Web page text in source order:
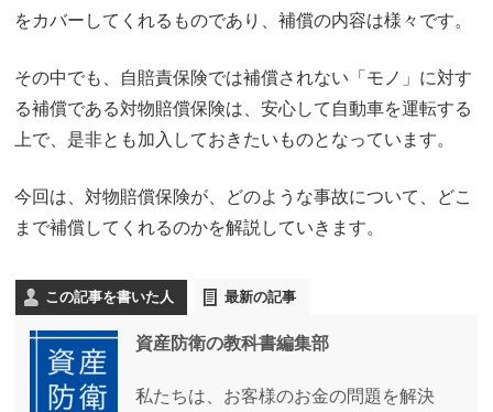
をカバーしてくれるものであり、補償の内容は様々です。
その中でも、自賠責保険では補償されない「モノ」に対す
る補償である対物賠償保険は、安心して自動車を運転する
上で、是非とも加入しておきたいものとなっています。
今回は、対物賠償保険が、どのような事故について、どこ
まで補償してくれるのかを解説していきます。
この記事を書いた人 最新の記事
資産防衛の教科書編集部
私たちは、お客様のお金の問題を解決